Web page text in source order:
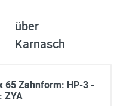
über
Karnasch
65 Zahnform: HP-3 -
ZYA